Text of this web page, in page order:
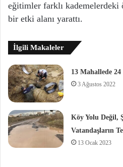
eğitimler farklı kademelerdeki
bir etki alanı yarattı.
İlgili Makaleler
13 Mahallede
3 Ağustos 2022
Köy Yolu Değil,
Vatandaşların
13 Ocak 2023